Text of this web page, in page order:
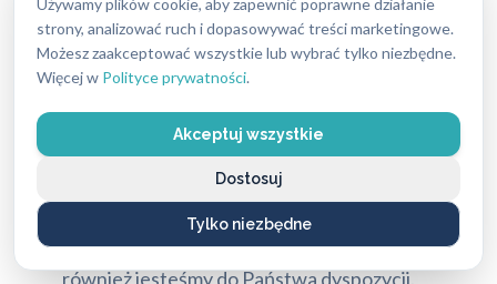
Używamy plików cookie, aby zapewnić poprawne działanie
strony, analizować ruch i dopasowywać treści marketingowe.
Możesz zaakceptować wszystkie lub wybrać tylko niezbędne.
Więcej w Polityce prywatności.
Akceptuj wszystkie
Tylko niezbędne
Dostosuj
odpowiedniej ochrony. Chęć podniesienia
poziomu zabezpieczenia, np. poprzez montaż
zamka antywłamaniowego w drzwiach
posunięciem.
Poprawa funkcjonalności:
unowocześnić system dostępu, np. na zamek
elektroniczny z dostępem przez smartfon,
również jesteśmy do Państwa dyspozycji.